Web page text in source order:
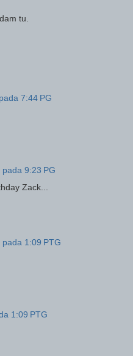
tu.
7:44 PG
9:23 PG
Zack...
1:09 PTG
1:09 PTG